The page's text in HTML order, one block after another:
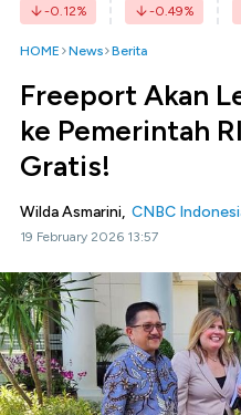
-0.12% -0.49%
HOME News Berita
Freeport Akan
ke Pemerintah
Gratis!
Wilda Asmarini, CNBC
19 February 2026 13:57